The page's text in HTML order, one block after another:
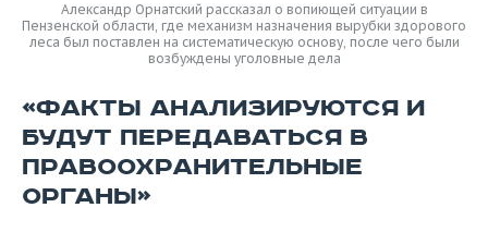
Александр Орнатский рассказал о вопиющей ситуации в
Пензенской области, где механизм назначения вырубки здорового
леса был поставлен на систематическую основу, после чего были
возбуждены уголовные дела
«ФАКТЫ АНАЛИЗИРУЮТСЯ И
БУДУТ ПЕРЕДАВАТЬСЯ В
ПРАВООХРАНИТЕЛЬНЫЕ
ОРГАНЫ»